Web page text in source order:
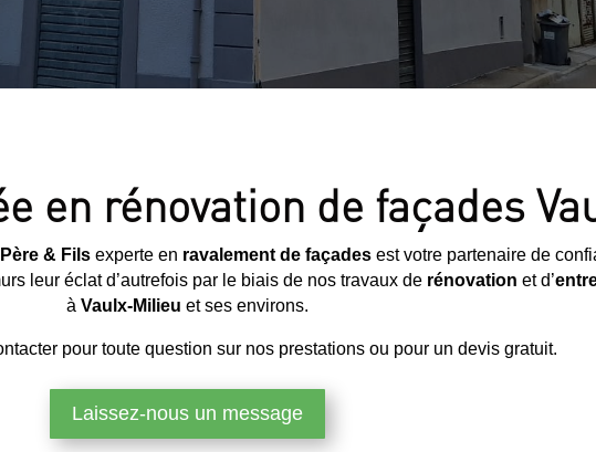
en rénovation de façades
& Fils experte en ravalement de façades est votre partenaire de
leur éclat d’autrefois par le biais de nos travaux de rénovation et d’
à Vaulx-Milieu et ses environs.
pour toute question sur nos prestations ou pour un devis gratuit.
Laissez-nous un message